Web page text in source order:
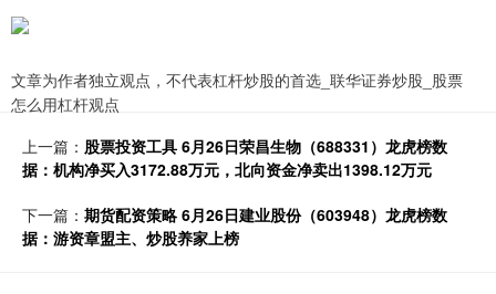
文章为作者独立观点，不代表杠杆炒股的首选_联华证券炒股_股票
怎么用杠杆观点
上一篇： 股票投资工具 6月26日荣昌生物（688331）龙虎榜数
据：机构净买入3172.88万元，北向资金净卖出1398.12万元
下一篇： 期货配资策略 6月26日建业股份（603948）龙虎榜数
据：游资章盟主、炒股养家上榜